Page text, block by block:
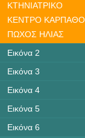
ΚΤΗΝΙΑΤΡΙΚΟ
ΚΕΝΤΡΟ
ΠΩΧΟΣ ΗΛΙΑΣ
Εικόνα 2
Εικόνα 3
Εικόνα 4
Εικόνα 5
Εικόνα 6